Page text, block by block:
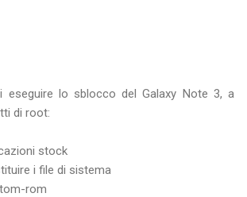
eseguire lo sblocco del Galaxy Note 3, a
di root:
stock
i file di sistema
rom